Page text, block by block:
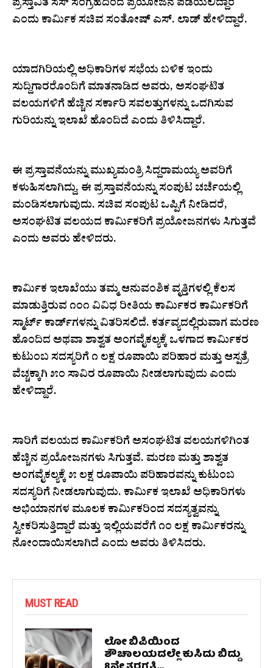
ಪ್ರಸ್ತಾವಿತ ಸೆಸ್ ಸಂಗ್ರಹದಿಂದ ಪ್ರಯೋಜನ ಪಡೆಯಲಿದ್ದಾರೆ
ಎಂದು ಕಾರ್ಮಿಕ ಸಚಿವ ಸಂತೋಷ್ ಎಸ್. ಲಾಡ್ ಹೇಳಿದ್ದಾರೆ.
ಯಾದಗಿರಿಯಲ್ಲಿ ಅಧಿಕಾರಿಗಳ ಸಭೆಯ ಬಳಿಕ ಇಂದು
ಸುದ್ದಿಗಾರರೊಂದಿಗೆ ಮಾತನಾಡಿದ ಅವರು, ಅಸಂಘಟಿತ
ವಲಯಗಳಿಗೆ ಹೆಚ್ಚಿನ ಸರ್ಕಾರಿ ಸವಲತ್ತುಗಳನ್ನು ಒದಗಿಸುವ
ಗುರಿಯನ್ನು ಇಲಾಖೆ ಹೊಂದಿದೆ ಎಂದು ತಿಳಿಸಿದ್ದಾರೆ.
ಈ ಪ್ರಸ್ತಾವನೆಯನ್ನು ಮುಖ್ಯಮಂತ್ರಿ ಸಿದ್ದರಾಮಯ್ಯ ಅವರಿಗೆ
ಕಳುಹಿಸಲಾಗಿದ್ದು, ಈ ಪ್ರಸ್ತಾವನೆಯನ್ನು ಸಂಪುಟ ಚರ್ಚೆಯಲ್ಲಿ
ಮಂಡಿಸಲಾಗುವುದು. ಸಚಿವ ಸಂಪುಟ ಒಪ್ಪಿಗೆ ನೀಡಿದರೆ,
ಅಸಂಘಟಿತ ವಲಯದ ಕಾರ್ಮಿಕರಿಗೆ ಪ್ರಯೋಜನಗಳು ಸಿಗುತ್ತವೆ
ಎಂದು ಅವರು ಹೇಳಿದರು.
ಕಾರ್ಮಿಕ ಇಲಾಖೆಯು ತಮ್ಮ ಆನುವಂಶಿಕ ವೃತ್ತಿಗಳಲ್ಲಿ ಕೆಲಸ
ಮಾಡುತ್ತಿರುವ ೧೦೧ ವಿವಿಧ ರೀತಿಯ ಕಾರ್ಮಿಕರ ಕಾರ್ಮಿಕರಿಗೆ
ಸ್ಮಾರ್ಟ್ ಕಾರ್ಡ್‌ಗಳನ್ನು ವಿತರಿಸಲಿದೆ. ಕರ್ತವ್ಯದಲ್ಲಿರುವಾಗ ಮರಣ
ಹೊಂದಿದ ಅಥವಾ ಶಾಶ್ವತ ಅಂಗವೈಕಲ್ಯಕ್ಕೆ ಒಳಗಾದ ಕಾರ್ಮಿಕರ
ಕುಟುಂಬ ಸದಸ್ಯರಿಗೆ ೧ ಲಕ್ಷ ರೂಪಾಯಿ ಪರಿಹಾರ ಮತ್ತು ಆಸ್ಪತ್ರೆ
ವೆಚ್ಚಕ್ಕಾಗಿ ೫೦ ಸಾವಿರ ರೂಪಾಯಿ ನೀಡಲಾಗುವುದು ಎಂದು
ಹೇಳಿದ್ದಾರೆ.
ಸಾರಿಗೆ ವಲಯದ ಕಾರ್ಮಿಕರಿಗೆ ಅಸಂಘಟಿತ ವಲಯಗಳಿಗಿಂತ
ಹೆಚ್ಚಿನ ಪ್ರಯೋಜನಗಳು ಸಿಗುತ್ತವೆ. ಮರಣ ಮತ್ತು ಶಾಶ್ವತ
ಅಂಗವೈಕಲ್ಯಕ್ಕೆ ೫ ಲಕ್ಷ ರೂಪಾಯಿ ಪರಿಹಾರವನ್ನು ಕುಟುಂಬ
ಸದಸ್ಯರಿಗೆ ನೀಡಲಾಗುವುದು. ಕಾರ್ಮಿಕ ಇಲಾಖೆ ಅಧಿಕಾರಿಗಳು
ಅಭಿಯಾನಗಳ ಮೂಲಕ ಕಾರ್ಮಿಕರಿಂದ ಸದಸ್ಯತ್ವವನ್ನು
ಸ್ವೀಕರಿಸುತ್ತಿದ್ದಾರೆ ಮತ್ತು ಇಲ್ಲಿಯವರೆಗೆ ೧೦ ಲಕ್ಷ ಕಾರ್ಮಿಕರನ್ನು
ನೋಂದಾಯಿಸಲಾಗಿದೆ ಎಂದು ಅವರು ತಿಳಿಸಿದರು.
MUST READ
ಲೋ ಬಿಪಿಯಿಂದ
ಶೌಚಾಲಯದಲ್ಲೇ ಕುಸಿದು ಬಿದ್ದು